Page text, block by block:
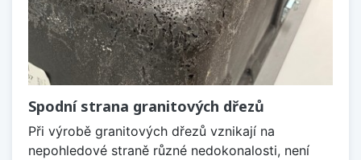
Spodní strana granitových dřezů
Při výrobě granitových dřezů vznikají na
nepohledové straně různé nedokonalosti, není